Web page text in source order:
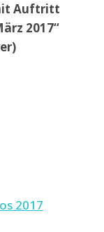
Auftritt
2017“